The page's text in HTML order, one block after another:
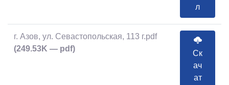
л
г. Азов, ул. Севастопольская, 113 г.pdf
(249.53K — pdf)
Ск
ач
ат